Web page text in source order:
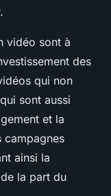
vidéo sont à
des
qui non
sont aussi
et la
campagnes
ainsi la
la part du